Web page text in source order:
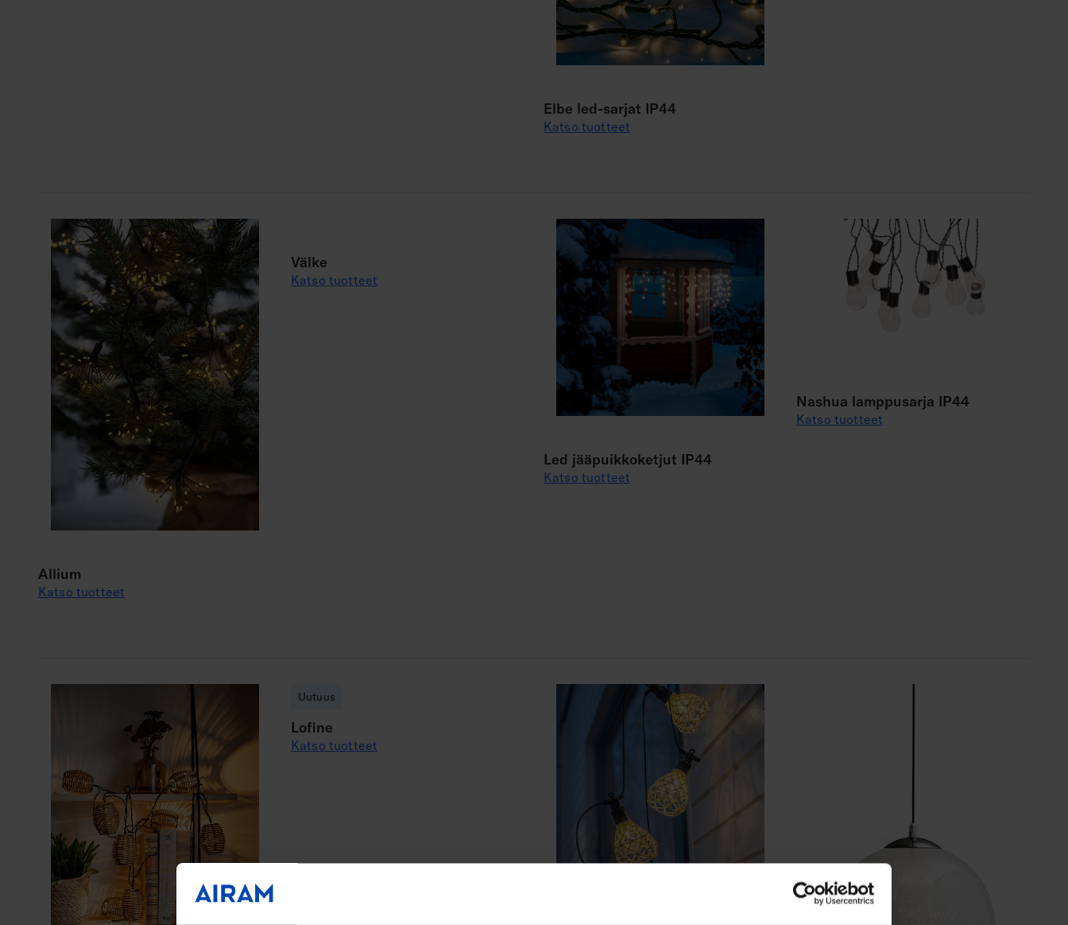
Elbe led-sarjat IP44
Katso tuotteet
Allium
Katso tuotteet
Välke
Katso tuotteet
Led jääpuikkoketjut IP44
Katso tuotteet
Nashua lamppusarja IP44
Katso tuotteet
Uutuus
Lofine
Katso tuotteet